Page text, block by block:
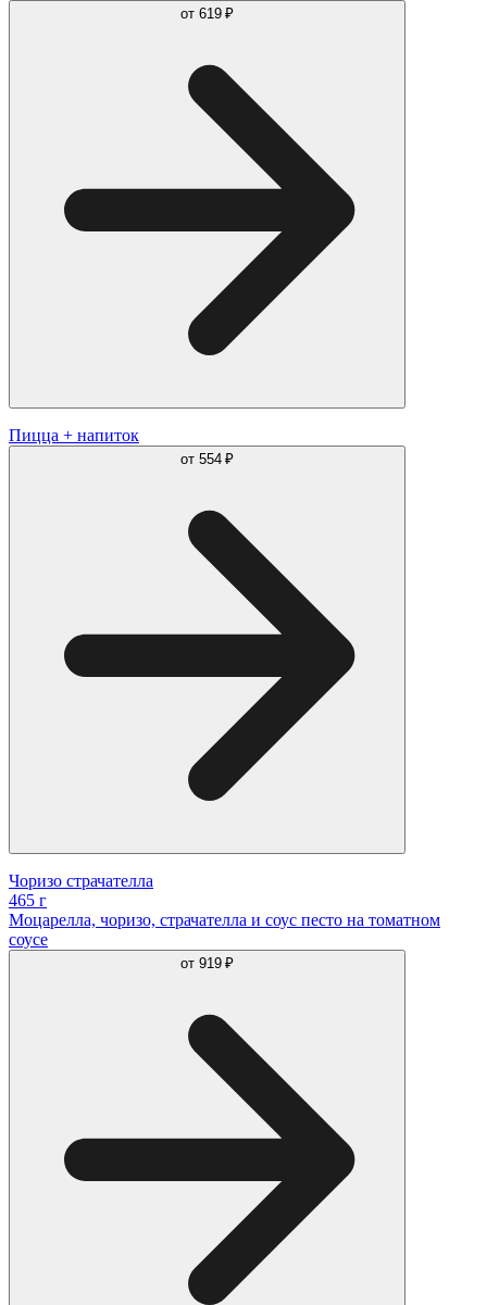
от 619 ₽
Пицца + напиток
от 554 ₽
Чоризо страчателла
465 г
Моцарелла, чоризо, страчателла и соус песто на томатном
соусе
от 919 ₽